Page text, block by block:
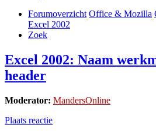
Forumoverzicht Office & Mozilla
Excel 2002
Zoek
Excel 2002: Naam
header
Moderator: MandersOnline
Plaats reactie